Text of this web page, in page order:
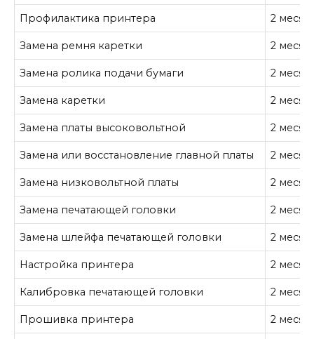
Профилактика принтера 2
Замена ремня каретки 2
Замена ролика подачи бумаги 2
Замена каретки 2
Замена платы высоковольтной 2
Замена или восстановление главной платы 2
Замена низковольтной платы 2
Замена печатающей головки 2
Замена шлейфа печатающей головки 2
Настройка принтера 2
Калибровка печатающей головки 2
Прошивка принтера 2